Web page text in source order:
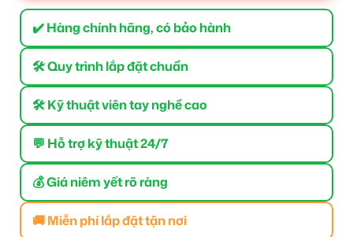
✔️ Hàng chính hãng, có bảo hành
🛠 Quy trình lắp đặt chuẩn
🛠 Kỹ thuật viên tay nghề cao
💬 Hỗ trợ kỹ thuật 24/7
💰 Giá niêm yết rõ ràng
🚚 Miễn phí lắp đặt tận nơi